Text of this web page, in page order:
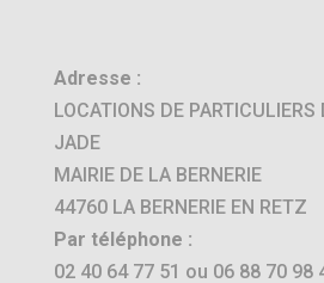
Adresse :
LOCATIONS DE PARTICULIERS
JADE
MAIRIE DE LA BERNERIE
44760 LA BERNERIE EN RETZ
Par téléphone :
02 40 64 77 51 ou 06 88 70 98